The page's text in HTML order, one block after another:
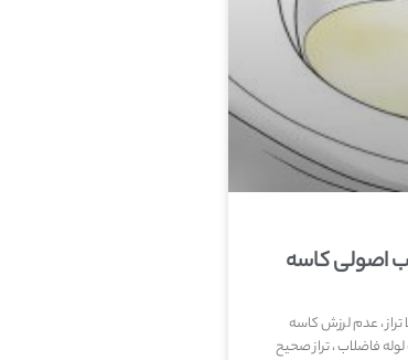
اصولی کاسه
، عدم لرزش کاسه
فاضلاب ، تراز صحیح